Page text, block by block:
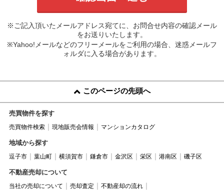
※ご記入頂いたメールアドレス宛てに、お問合せ内容の確認メール
をお送りいたします。
※Yahoo!メールなどのフリーメールをご利用の場合、迷惑メールフ
ォルダに入る場合があります。
このページの先頭へ
売買物件を探す
売買物件検索 現地販売会情報 マンションカタログ
地域から探す
逗子市 葉山町 横須賀市 鎌倉市 金沢区 栄区 港南区 磯子区
不動産売却について
当社の売却について 売却査定
不動産却の流れ